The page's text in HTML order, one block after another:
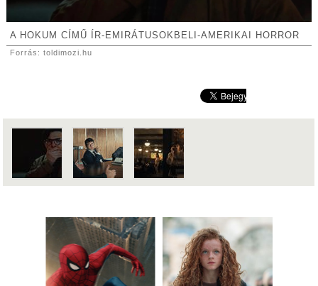
A HOKUM CÍMŰ ÍR-EMIRÁTUSOKBELI-AMERIKAI HORROR
Forrás: toldimozi.hu